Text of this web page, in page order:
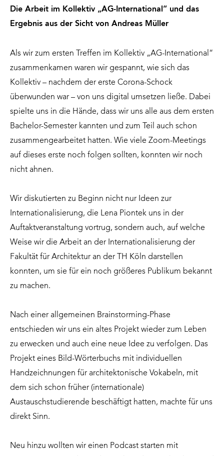
Die Arbeit im Kollektiv „AG-International“ und das
Ergebnis aus der Sicht von Andreas Müller
Als wir zum ersten Treffen im Kollektiv „AG-International“
zusammenkamen waren wir gespannt, wie sich das
Kollektiv – nachdem der erste Corona-Schock
überwunden war – von uns digital umsetzen ließe. Dabei
spielte uns in die Hände, dass wir uns alle aus dem ersten
Bachelor-Semester kannten und zum Teil auch schon
zusammengearbeitet hatten. Wie viele Zoom-Meetings
auf dieses erste noch folgen sollten, konnten wir noch
nicht ahnen.
Wir diskutierten zu Beginn nicht nur Ideen zur
Internationalisierung, die Lena Piontek uns in der
Auftaktveranstaltung vortrug, sondern auch, auf welche
Weise wir die Arbeit an der Internationalisierung der
Fakultät für Architektur an der TH Köln darstellen
konnten, um sie für ein noch größeres Publikum bekannt
zu machen.
Nach einer allgemeinen Brainstorming-Phase
entschieden wir uns ein altes Projekt wieder zum Leben
zu erwecken und auch eine neue Idee zu verfolgen. Das
Projekt eines Bild-Wörterbuchs mit individuellen
Handzeichnungen für architektonische Vokabeln, mit
dem sich schon früher (internationale)
Austauschstudierende beschäftigt hatten, machte für uns
direkt Sinn.
Neu hinzu wollten wir einen Podcast starten mit